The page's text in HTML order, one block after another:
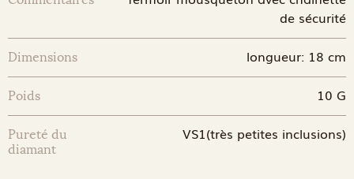
de sécurité
Dimensions longueur: 18 cm
Poids 10 G
Pureté du
diamant
VS1(très petites inclusions)